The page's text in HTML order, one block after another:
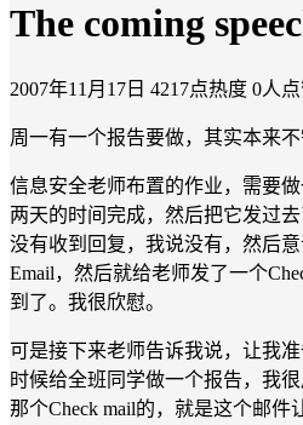
The coming
2007年11月17日 4217点热度 0人
周一有一个报告要做，其实本来
信息安全老师布置的作业，需要
两天的时间完成，然后把它发过
没有收到回复，我说没有，然后
Email，然后就给老师发了一个
到了。我很欣慰。
可是接下来老师告诉我说，让我
时候给全班同学做一个报告，我
那个Check mail的，就是这个邮